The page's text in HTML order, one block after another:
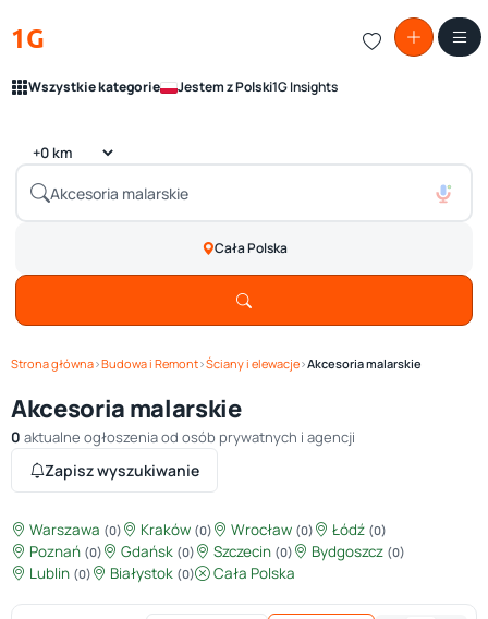
1G
Wszystkie kategorie Jestem z Polski1G Insights
Cała Polska
Strona główna›Budowa i Remont›Ściany i elewacje›Akcesoria malarskie
Akcesoria malarskie
0 aktualne ogłoszenia od osób prywatnych i agencji
Zapisz wyszukiwanie
Warszawa (0) Kraków (0) Wrocław (0) Łódź (0)
Poznań (0) Gdańsk (0) Szczecin (0) Bydgoszcz (0)
Lublin (0) Białystok (0) Cała Polska